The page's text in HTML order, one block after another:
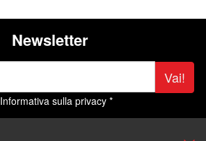
Newsletter
Vai!
Informativa sulla privacy *